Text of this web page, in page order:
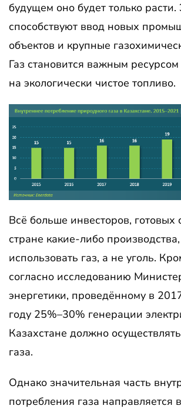
будущем оно будет только расти.
способствуют ввод новых
объектов и крупные
Газ становится важным
на экологически чистое топливо.
Всё больше инвесторов, готовых
стране какие-либо производства,
использовать газ, а не уголь.
согласно исследованию
энергетики, проведённому в
году 25%–30% генерации
Казахстане должно
газа.
Однако значительная часть
потребления газа направляется